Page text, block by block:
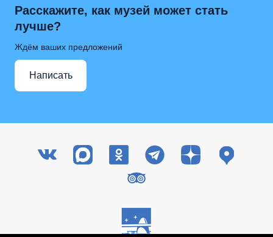
Расскажите, как музей может стать
лучше?
Ждём ваших предложений
Написать